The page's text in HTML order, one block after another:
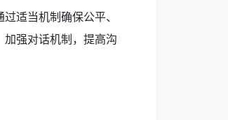
适当机制确保公平、
强对话机制，提高沟